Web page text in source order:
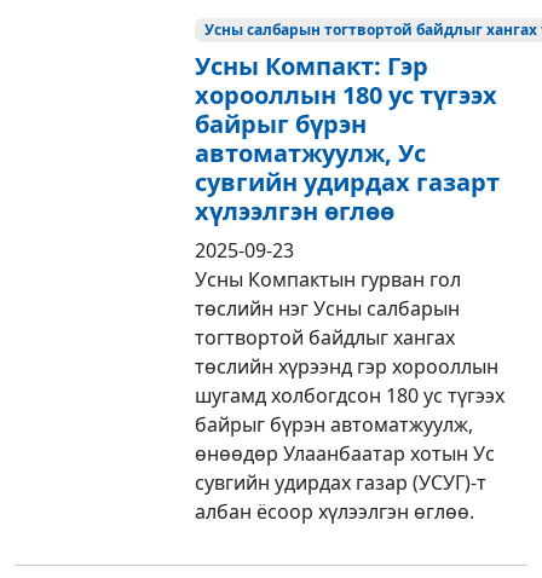
Усны салбарын тогтвортой байдлыг хангах
Усны Компакт: Гэр
хорооллын 180 ус түгээх
байрыг бүрэн
автоматжуулж, Ус
сувгийн удирдах газарт
хүлээлгэн өглөө
2025-09-23
Усны Компактын гурван гол
төслийн нэг Усны салбарын
тогтвортой байдлыг хангах
төслийн хүрээнд гэр хорооллын
шугамд холбогдсон 180 ус түгээх
байрыг бүрэн автоматжуулж,
өнөөдөр Улаанбаатар хотын Ус
сувгийн удирдах газар (УСУГ)-т
албан ёсоор хүлээлгэн өглөө.